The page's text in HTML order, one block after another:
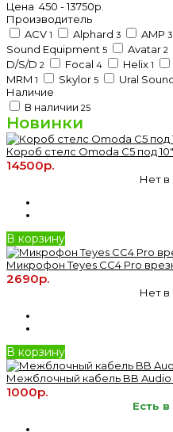
Цена 450 -13750р.
Производитель
ACV 1 Alphard 3 AMP 3
Sound Equipment 5 Avatar 2
D/S/D 2 Focal 4 Helix 1
MRM 1 Skylor 5 Ural
Наличие
В наличии 25
Новинки
Короб стелс Omoda C5 под
14500р.
Нет в
В корзину
Микрофон Teyes CC4 Pro
2690р.
Нет в
В корзину
Межблочный кабель BB Audio
1000р.
Есть